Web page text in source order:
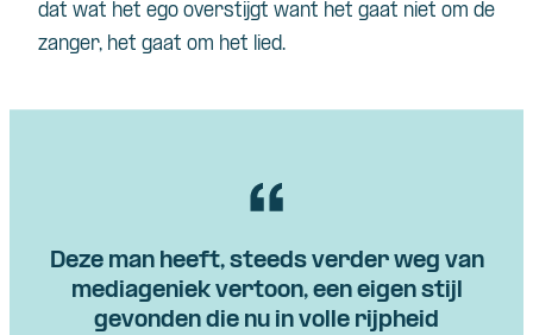
dat wat het ego overstijgt want het gaat niet om de
zanger, het gaat om het lied.
Deze man heeft, steeds verder weg van
mediageniek vertoon, een eigen stijl
gevonden die nu in volle rijpheid